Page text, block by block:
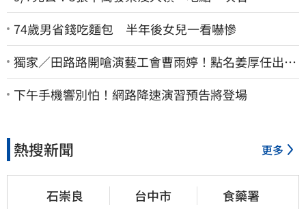
74歲男省錢吃麵包 半年後女兒一看嚇慘
獨家／田路路開嗆演藝工會曹雨婷！點名姜厚任出
來 他16字回應了
下午手機響別怕！網路降速演習預告將登場
熱搜新聞 更多
石崇良 台中市 食藥署